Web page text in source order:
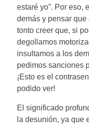
estaré yo”. Por eso,
demás y pensar
tonto creer que, si
degollamos
insultamos a los
pedimos sanciones
¡Esto es el
podido ver!
El significado
la desunión, ya que